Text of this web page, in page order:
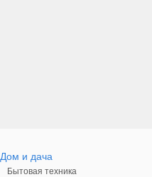
Дом и дача
Бытовая техника